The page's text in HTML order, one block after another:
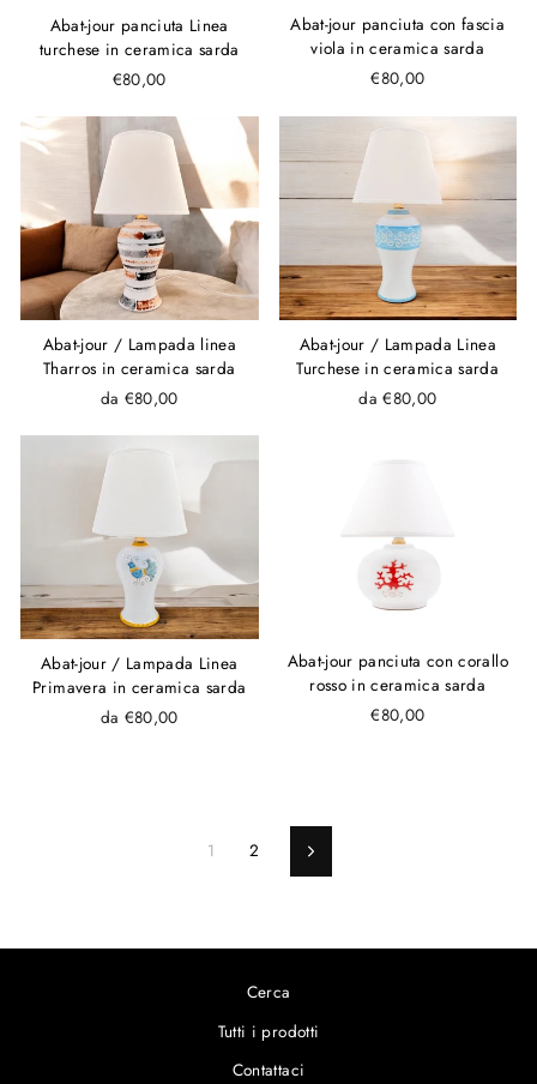
Abat-jour panciuta Linea
turchese in ceramica sarda
€80,00
Abat-jour panciuta con fascia
viola in ceramica sarda
€80,00
Abat-jour / Lampada linea
Tharros in ceramica sarda
da €80,00
Abat-jour / Lampada Linea
Turchese in ceramica sarda
da €80,00
Abat-jour / Lampada Linea
Primavera in ceramica sarda
da €80,00
Abat-jour panciuta con corallo
rosso in ceramica sarda
€80,00
1 2 Avanti
Cerca
Tutti i prodotti
Contattaci